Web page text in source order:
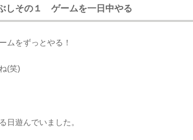
しその１ ゲームを一日中やる
ムをずっとやる！
(笑)
日遊んでいました。